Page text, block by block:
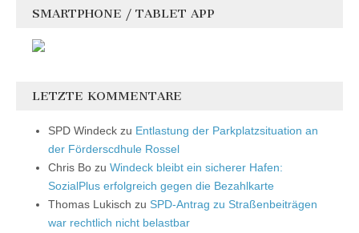
SMARTPHONE / TABLET APP
LETZTE KOMMENTARE
SPD Windeck zu Entlastung der Parkplatzsituation an
der Förderscdhule Rossel
Chris Bo zu Windeck bleibt ein sicherer Hafen:
SozialPlus erfolgreich gegen die Bezahlkarte
Thomas Lukisch zu SPD-Antrag zu Straßenbeiträgen
war rechtlich nicht belastbar